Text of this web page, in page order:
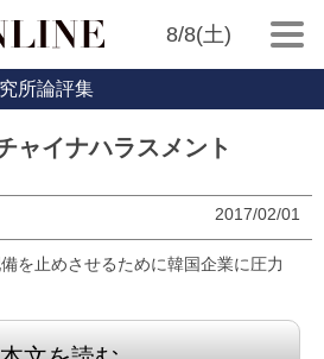
8/8(土)
所論評集
ャイナハラスメント
2017/02/01
を止めさせるために韓国企業に圧力